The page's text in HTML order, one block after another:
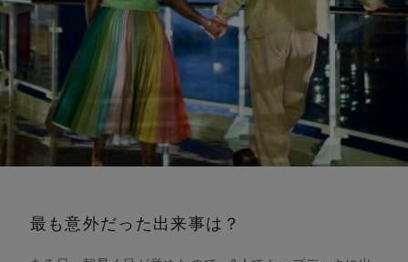
最も意外だった出来事は？